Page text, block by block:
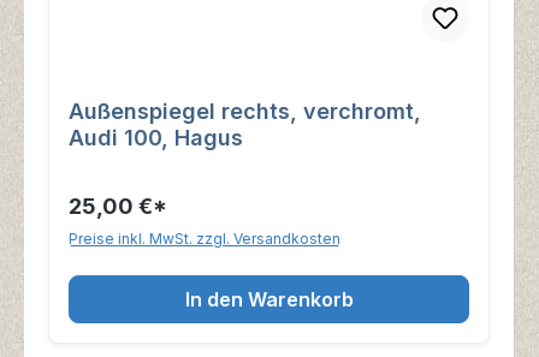
Außenspiegel rechts, verchromt,
Audi 100, Hagus
25,00 €*
Preise inkl. MwSt. zzgl. Versandkosten
In den Warenkorb